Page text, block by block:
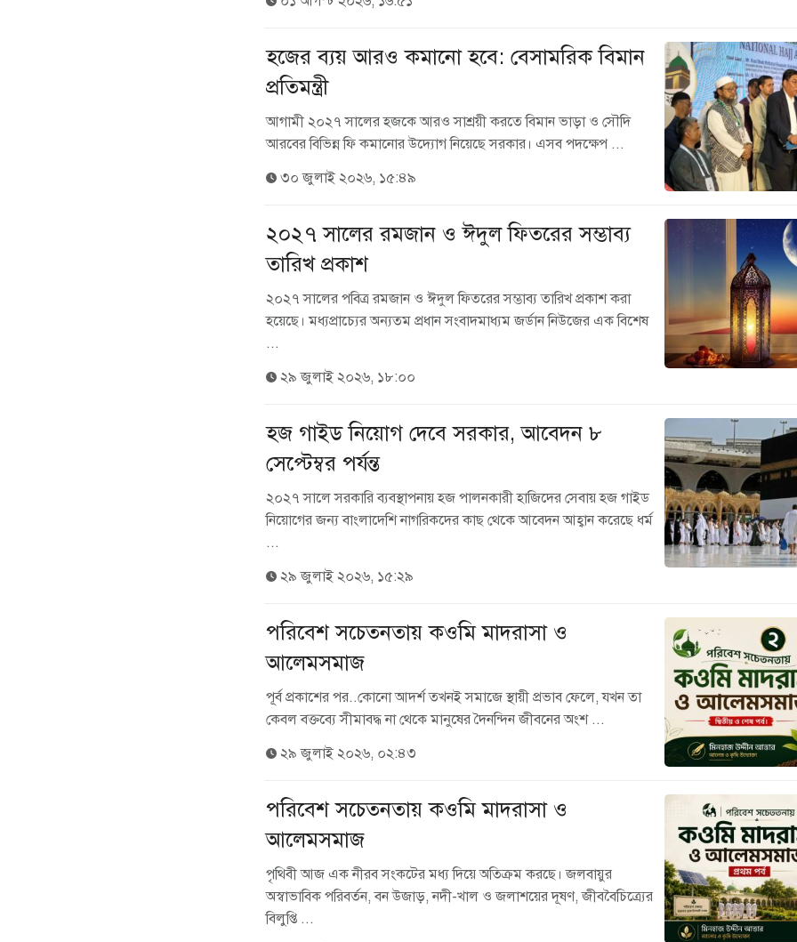
হজের ব্যয় আরও কমানো হবে: বেসামরিক বিমান
প্রতিমন্ত্রী
আগামী ২০২৭ সালের হজকে আরও সাশ্রয়ী করতে বিমান ভাড়া ও সৌদি
আরবের বিভিন্ন ফি কমানোর উদ্যোগ নিয়েছে সরকার। এসব পদক্ষেপ ...
৩০ জুলাই ২০২৬, ১৫:৪৯
২০২৭ সালের রমজান ও ঈদুল ফিতরের সম্ভাব্য
তারিখ প্রকাশ
২০২৭ সালের পবিত্র রমজান ও ঈদুল ফিতরের সম্ভাব্য তারিখ প্রকাশ করা
হয়েছে। মধ্যপ্রাচ্যের অন্যতম প্রধান সংবাদমাধ্যম জর্ডান নিউজের এক বিশেষ
...
২৯ জুলাই ২০২৬, ১৮:০০
হজ গাইড নিয়োগ দেবে সরকার, আবেদন ৮
সেপ্টেম্বর পর্যন্ত
২০২৭ সালে সরকারি ব্যবস্থাপনায় হজ পালনকারী হাজিদের সেবায় হজ গাইড
নিয়োগের জন্য বাংলাদেশি নাগরিকদের কাছ থেকে আবেদন আহ্বান করেছে ধর্ম
...
২৯ জুলাই ২০২৬, ১৫:২৯
পরিবেশ সচেতনতায় কওমি মাদরাসা ও
আলেমসমাজ
পূর্ব প্রকাশের পর..কোনো আদর্শ তখনই সমাজে স্থায়ী প্রভাব ফেলে, যখন তা
কেবল বক্তব্যে সীমাবদ্ধ না থেকে মানুষের দৈনন্দিন জীবনের অংশ ...
২৯ জুলাই ২০২৬, ০২:৪৩
পরিবেশ সচেতনতায় কওমি মাদরাসা ও
আলেমসমাজ
পৃথিবী আজ এক নীরব সংকটের মধ্য দিয়ে অতিক্রম করছে। জলবায়ুর
অস্বাভাবিক পরিবর্তন, বন উজাড়, নদী-খাল ও জলাশয়ের দূষণ, জীববৈচিত্র্যের
বিলুপ্তি ...